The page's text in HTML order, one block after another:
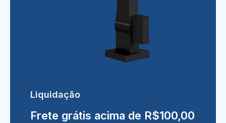
Liquidação
Frete grátis acima de R$100,00